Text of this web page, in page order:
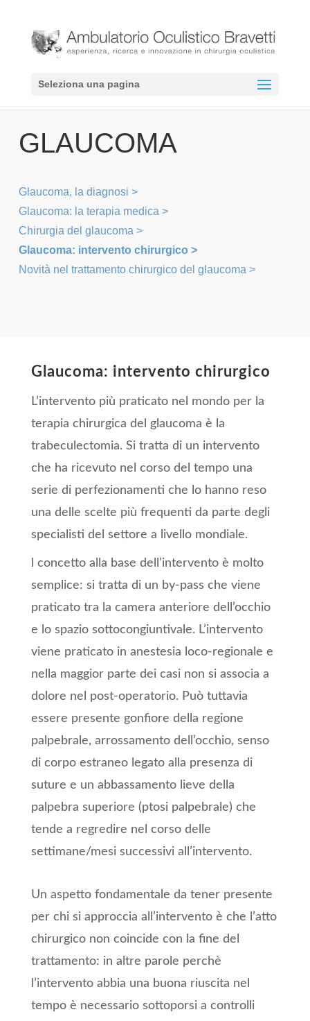
Seleziona una pagina
GLAUCOMA
Glaucoma, la diagnosi >
Glaucoma: la terapia medica >
Chirurgia del glaucoma >
Glaucoma: intervento chirurgico >
Novità nel trattamento chirurgico del glaucoma >
Glaucoma: intervento chirurgico
L’intervento più praticato nel mondo per la
terapia chirurgica del glaucoma è la
trabeculectomia. Si tratta di un intervento
che ha ricevuto nel corso del tempo una
serie di perfezionamenti che lo hanno reso
una delle scelte più frequenti da parte degli
specialisti del settore a livello mondiale.
l concetto alla base dell’intervento è molto
semplice: si tratta di un by-pass che viene
praticato tra la camera anteriore dell’occhio
e lo spazio sottocongiuntivale. L’intervento
viene praticato in anestesia loco-regionale e
nella maggior parte dei casi non si associa a
dolore nel post-operatorio. Può tuttavia
essere presente gonfiore della regione
palpebrale, arrossamento dell’occhio, senso
di corpo estraneo legato alla presenza di
suture e un abbassamento lieve della
palpebra superiore (ptosi palpebrale) che
tende a regredire nel corso delle
settimane/mesi successivi all’intervento.
Un aspetto fondamentale da tener presente
per chi si approccia all’intervento è che l’atto
chirurgico non coincide con la fine del
trattamento: in altre parole perchè
l’intervento abbia una buona riuscita nel
tempo è necessario sottoporsi a controlli